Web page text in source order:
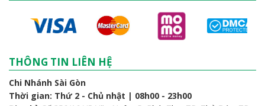
THÔNG TIN LIÊN HỆ
Chi Nhánh Sài Gòn
Thời gian: Thứ 2 - Chủ nhật | 08h00 - 23h00